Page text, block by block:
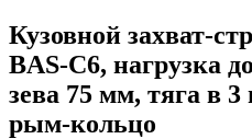
Кузовной захват-
BAS-C6, нагрузка
зева 75 мм, тяга в
рым-кольцо